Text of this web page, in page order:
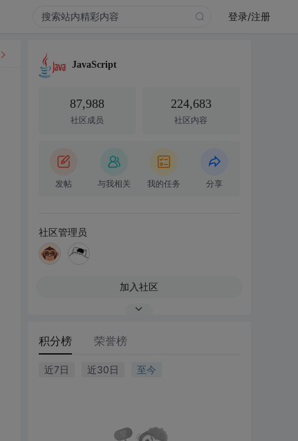
登录/注册
JavaScript
87,988
社区成员
224,683
社区内容
发帖 与我相关 我的任务 分享
社区管理员
加入社区
积分榜 荣誉榜
近7日 近30日 至今